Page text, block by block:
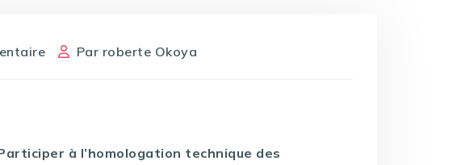
Par roberte Okoya
à l’homologation technique des